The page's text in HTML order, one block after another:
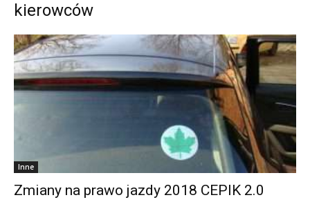
kierowców
Inne
Zmiany na prawo jazdy 2018 CEPIK 2.0